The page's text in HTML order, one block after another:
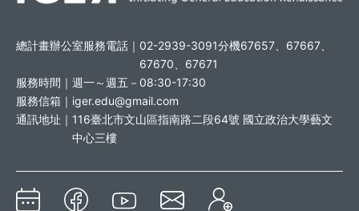
總計畫辦公室服務電話｜ 02-2939-3091分機67657、67667、
67670、67671
服務時間｜ 週一～週五－08:30-17:30
服務信箱｜ iger.edu@gmail.com
通訊地址｜ 116臺北市文山區指南路二段64號 國立政治大學藝文
中心三樓